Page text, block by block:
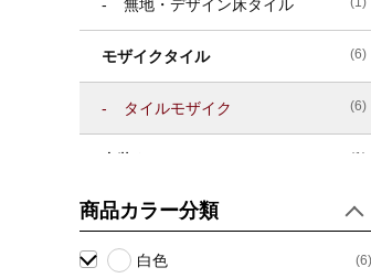
無地・デザイン床タイル
モザイクタイル (6)
タイルモザイク (6)
(1)
プレーンタイル (無地) (1)
場所別おすすめタイル (5)
商品カラー分類
白色 (6)